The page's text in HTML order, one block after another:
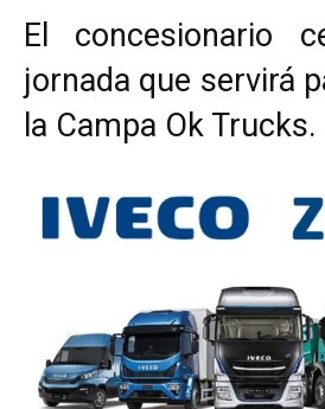
El concesionario
jornada que servirá
la Campa Ok Trucks.